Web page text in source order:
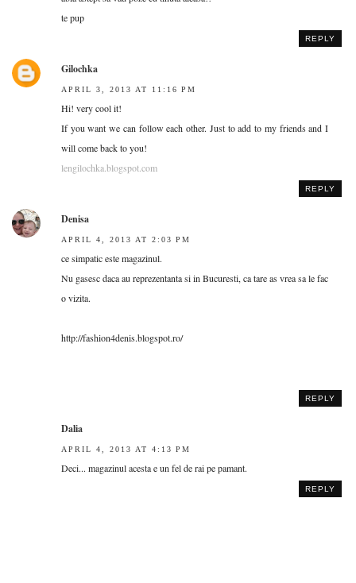
te pup
REPLY
Gilochka
APRIL 3, 2013 AT 11:16 PM
Hi! very cool it!
If you want we can follow each other. Just to add to my friends and I
will come back to you!
lengilochka.blogspot.com
REPLY
Denisa
APRIL 4, 2013 AT 2:03 PM
ce simpatic este magazinul.
Nu gasesc daca au reprezentanta si in Bucuresti, ca tare as vrea sa le fac
o vizita.
http://fashion4denis.blogspot.ro/
REPLY
Dalia
APRIL 4, 2013 AT 4:13 PM
Deci... magazinul acesta e un fel de rai pe pamant.
REPLY